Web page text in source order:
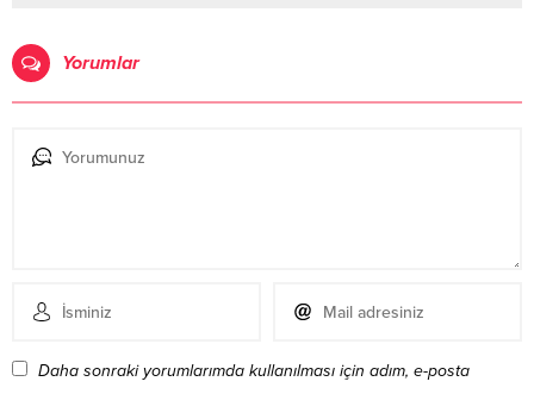
Yorumlar
Daha sonraki yorumlarımda kullanılması için adım, e-posta